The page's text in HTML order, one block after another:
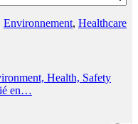
Environnement, Healthcare
Health, Safety
en…